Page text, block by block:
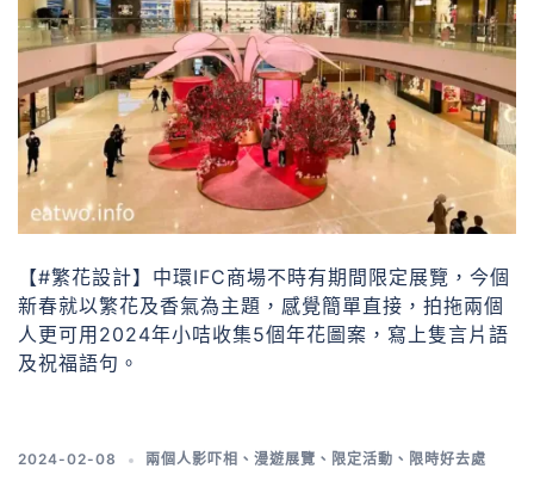
【#繁花設計】中環IFC商場不時有期間限定展覽，今個
新春就以繁花及香氣為主題，感覺簡單直接，拍拖兩個
人更可用2024年小咭收集5個年花圖案，寫上隻言片語
及祝福語句。
2024-02-08 兩個人影吓相 、 漫遊展覽 、 限定活動 、 限時好去處